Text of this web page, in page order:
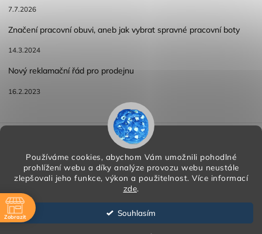
Používáme cookies, abychom Vám umožnili pohodlné
prohlížení webu a díky analýze provozu webu neustále
zlepšovali jeho funkce, výkon a použitelnost. Více informací
zde.
Souhlasím
7.7.2026
Značení pracovní obuvi, aneb jak vybrat spravné pracovní boty
14.3.2024
Nový reklamační řád pro prodejnu
16.2.2023
Reklamace a vracení zboží
Podmínky ochrany osobních údajů
Copyright 2026 HORA PP s.r.o.
Shoptet | Design
Zobrazit